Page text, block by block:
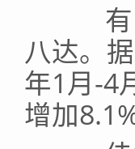
有
八达。
年1月-4
增加